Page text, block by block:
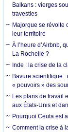
Balkans : vierges
travesties
Majorque se révolte
leur territoire
À l’heure d’Airbnb,
La Rochelle ?
Inde : la crise de la
Bavure scientifique
« pouvoirs » des
Les plans de travail
aux États-Unis et
Pourquoi Ceuta est
Comment la crise à